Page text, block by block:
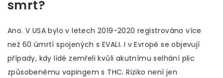
smrt?
Ano. V USA bylo v letech 2019-2020 registrováno více
než 60 úmrtí spojených s EVALI. I v Evropě se objevují
případy, kdy lidé zemřeli kvůli akutnímu selhání plic
způsobenému vapingem s THC. Riziko není jen